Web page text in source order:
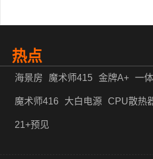
热点
海景房 魔术师415 金牌A+ 一
魔术师416 大白电源 CPU散热
21+预见